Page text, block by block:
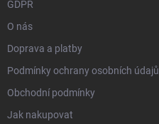
GDPR
O nás
Doprava a platby
Podmínky ochrany osobních údajů
Obchodní podmínky
Jak nakupovat